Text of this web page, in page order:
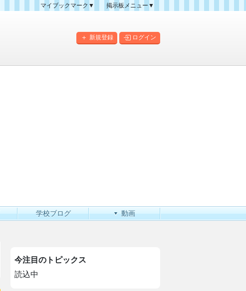
マイブックマーク▼
掲示板メニュー▼
掲示板マップ
新規登録 ログイン
学校ブログ 動画
今注目のトピックス
読込中